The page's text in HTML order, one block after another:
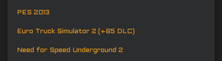
PES 2013
Euro Truck Simulator 2 (+65 DLC)
Need for Speed Underground 2